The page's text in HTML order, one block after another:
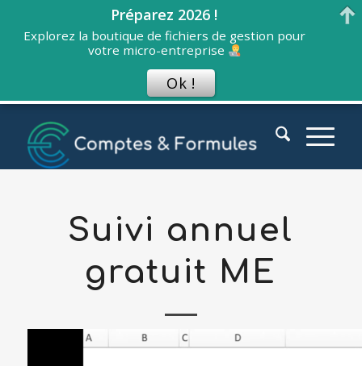
Suivi annuel
gratuit ME
Préparez 2026 !
Explorez la boutique de fichiers de gestion pour
votre micro-entreprise
Ok !